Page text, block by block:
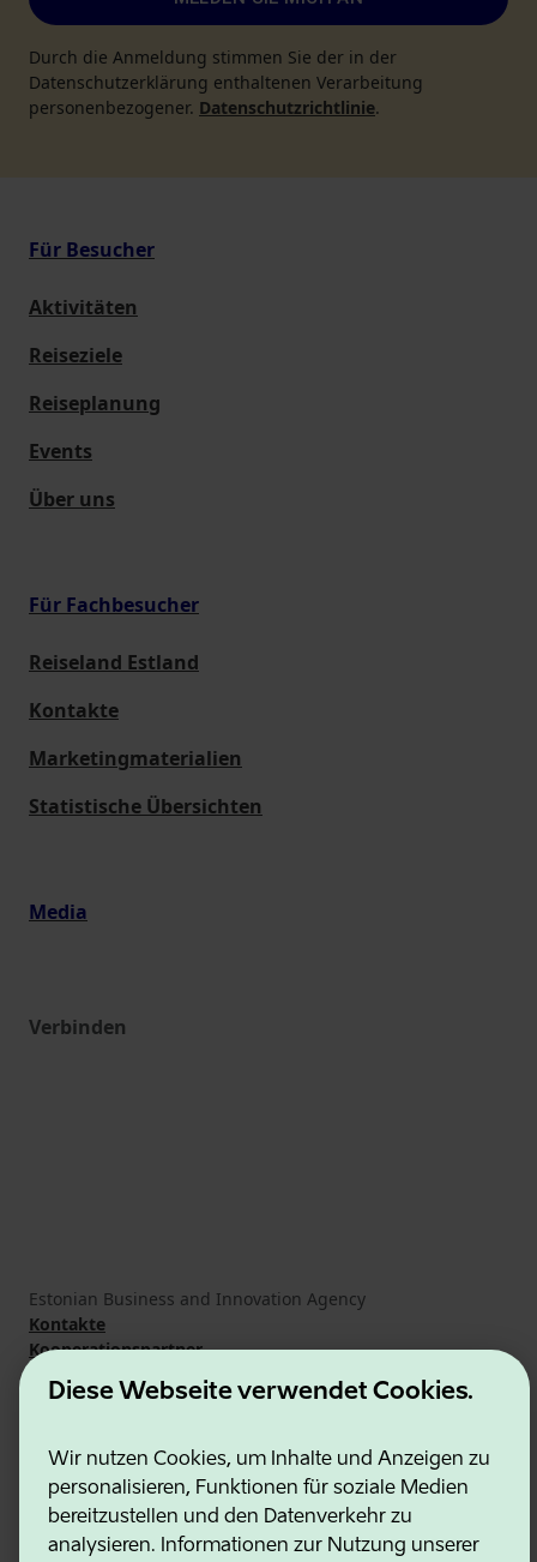
Diese Webseite verwendet Cookies.
Wir nutzen Cookies, um Inhalte und Anzeigen zu
personalisieren, Funktionen für soziale Medien
bereitzustellen und den Datenverkehr zu
analysieren. Informationen zur Nutzung unserer
Durch die Anmeldung stimmen Sie der in der
Datenschutzerklärung enthaltenen Verarbeitung
personenbezogener. Datenschutzrichtlinie.
Für Besucher
Aktivitäten
Reiseziele
Reiseplanung
Events
Über uns
Für Fachbesucher
Reiseland Estland
Kontakte
Marketingmaterialien
Statistische Übersichten
Media
Verbinden
Estonian Business and Innovation Agency
Kontakte
Kooperationspartner
Nutzungsbedingungen
Cookie- und Datenschutzrichtlinie